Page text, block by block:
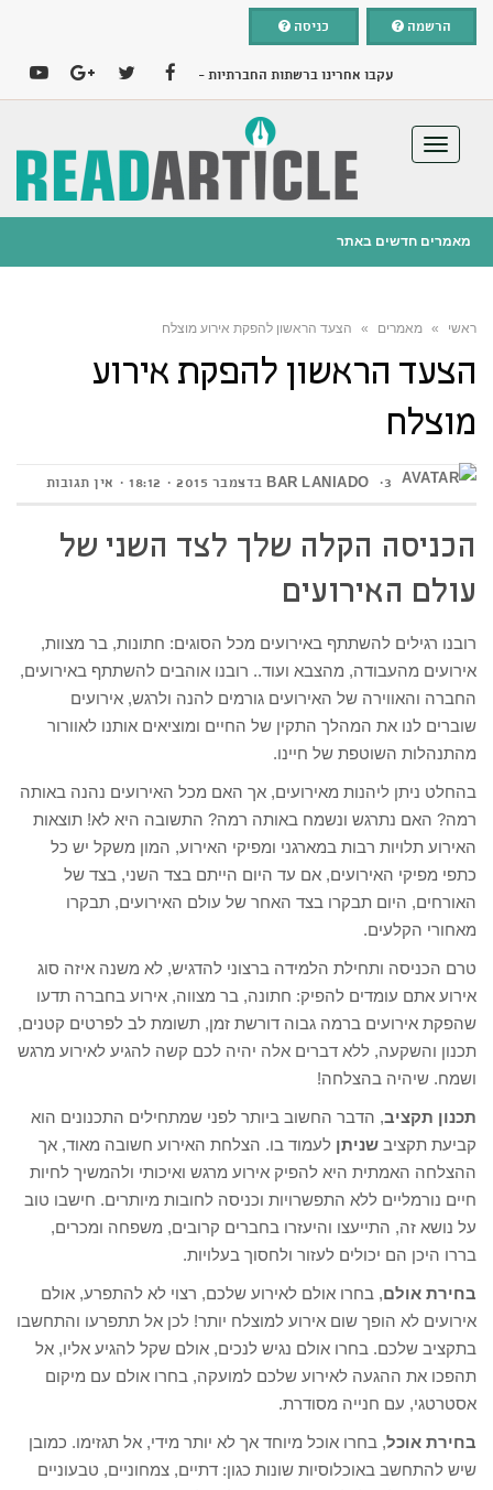
הרשמה כניסה
עקבו אחרינו ברשתות החברתיות -
תפריט
מאמרים חדשים באתר
ראשי » מאמרים » הצעד הראשון להפקת אירוע מוצלח
הצעד הראשון להפקת אירוע
מוצלח
BAR LANIADO 3 בדצמבר 2015 18:12 אין תגובות
הכניסה הקלה שלך לצד השני של
עולם האירועים
רובנו רגילים להשתתף באירועים מכל הסוגים: חתונות, בר מצוות,
אירועים מהעבודה, מהצבא ועוד.. רובנו אוהבים להשתתף באירועים,
החברה והאווירה של האירועים גורמים להנה ולרגש, אירועים
שוברים לנו את המהלך התקין של החיים ומוציאים אותנו לאוורור
מהתנהלות השוטפת של חיינו.
בהחלט ניתן ליהנות מאירועים, אך האם מכל האירועים נהנה באותה
רמה? האם נתרגש ונשמח באותה רמה? התשובה היא לא! תוצאות
האירוע תלויות רבות במארגני ומפיקי האירוע, המון משקל יש כל
כתפי מפיקי האירועים, אם עד היום הייתם בצד השני, בצד של
האורחים, היום תבקרו בצד האחר של עולם האירועים, תבקרו
מאחורי הקלעים.
טרם הכניסה ותחילת הלמידה ברצוני להדגיש, לא משנה איזה סוג
אירוע אתם עומדים להפיק: חתונה, בר מצווה, אירוע בחברה תדעו
שהפקת אירועים ברמה גבוה דורשת זמן, תשומת לב לפרטים קטנים,
תכנון והשקעה, ללא דברים אלה יהיה לכם קשה להגיע לאירוע מרגש
ושמח. שיהיה בהצלחה!
תכנון תקציב, הדבר החשוב ביותר לפני שמתחילים התכנונים הוא
קביעת תקציב שניתן לעמוד בו. הצלחת האירוע חשובה מאוד, אך
ההצלחה האמתית היא להפיק אירוע מרגש ואיכותי ולהמשיך לחיות
חיים נורמליים ללא התפשרויות וכניסה לחובות מיותרים. חישבו טוב
על נושא זה, התייעצו והיעזרו בחברים קרובים, משפחה ומכרים,
בררו היכן הם יכולים לעזור ולחסוך בעלויות.
בחירת אולם, בחרו אולם לאירוע שלכם, רצוי לא להתפרע, אולם
אירועים לא הופך שום אירוע למוצלח יותר! לכן אל תתפרעו והתחשבו
בתקציב שלכם. בחרו אולם נגיש לנכים, אולם שקל להגיע אליו, אל
תהפכו את ההגעה לאירוע שלכם למועקה, בחרו אולם עם מיקום
אסטרטגי, עם חנייה מסודרת.
בחירת אוכל, בחרו אוכל מיוחד אך לא יותר מידי, אל תגזימו. כמובן
שיש להתחשב באוכלוסיות שונות כגון: דתיים, צמחוניים, טבעוניים